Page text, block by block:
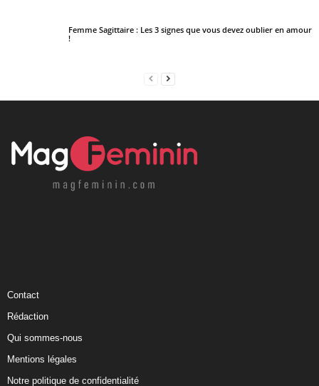
Femme Sagittaire : Les 3 signes que vous devez oublier en amour
!
Contact
Rédaction
Qui sommes-nous
Mentions légales
Notre politique de confidentialité